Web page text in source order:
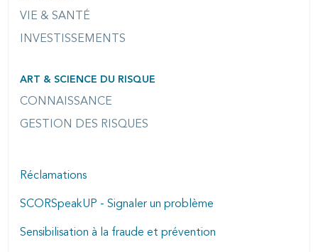
VIE & SANTÉ
INVESTISSEMENTS
ART & SCIENCE DU RISQUE
CONNAISSANCE
GESTION DES RISQUES
Réclamations
SCORSpeakUP - Signaler un problème
Sensibilisation à la fraude et prévention